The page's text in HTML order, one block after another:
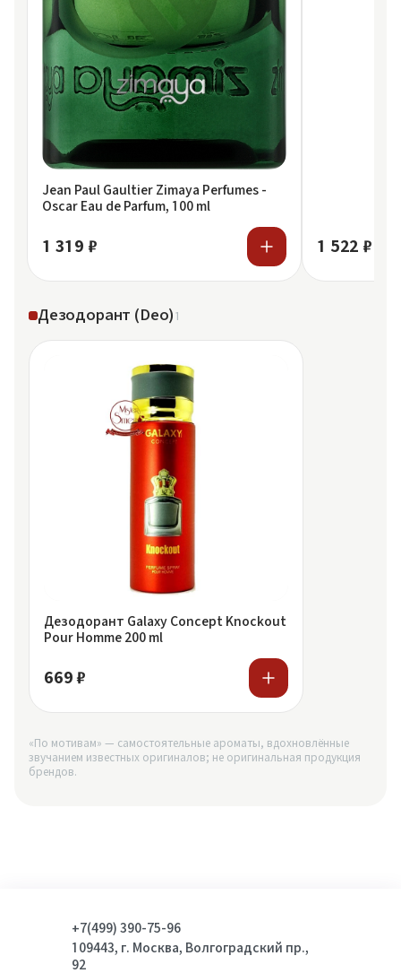
Jean Paul Gaultier Zimaya Perfumes -
Oscar Eau de Parfum, 100 ml
1 319 ₽ 1 522 ₽
Дезодорант (Deo)1
Дезодорант Galaxy Concept Knockout
Pour Homme 200 ml
669 ₽
«По мотивам» — самостоятельные ароматы, вдохновлённые
звучанием известных оригиналов; не оригинальная продукция
брендов.
+7(499) 390-75-96
109443, г. Москва, Волгоградский пр.,
92